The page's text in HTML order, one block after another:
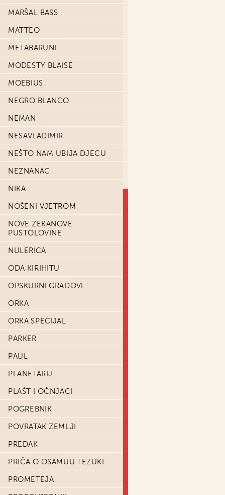
MARŠAL BASS
MATTEO
METABARUNI
MODESTY BLAISE
MOEBIUS
NEGRO BLANCO
NEMAN
NESAVLADIMIR
NEŠTO NAM UBIJA DJECU
NEZNANAC
NIKA
NOŠENI VJETROM
NOVE ZEKANOVE
PUSTOLOVINE
NULERICA
ODA KIRIHITU
OPSKURNI GRADOVI
ORKA
ORKA SPECIJAL
PARKER
PAUL
PLANETARIJ
PLAŠT I OČNJACI
POGREBNIK
POVRATAK ZEMLJI
PREDAK
PRIČA O OSAMUU TEZUKI
PROMETEJA